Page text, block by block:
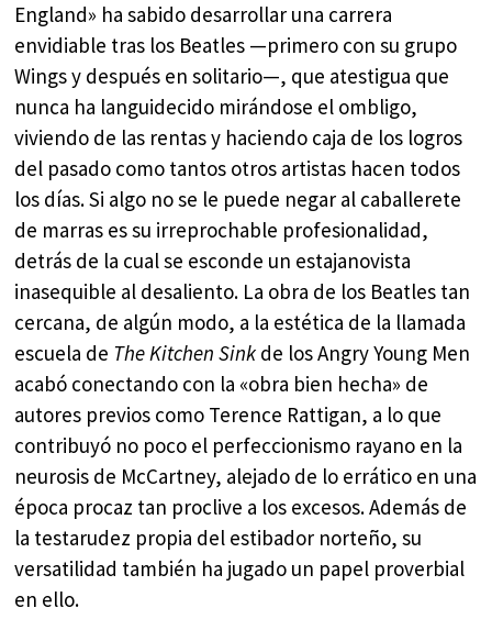
England» ha sabido desarrollar una carrera
envidiable tras los Beatles —primero con su grupo
Wings y después en solitario—, que atestigua que
nunca ha languidecido mirándose el ombligo,
viviendo de las rentas y haciendo caja de los logros
del pasado como tantos otros artistas hacen todos
los días. Si algo no se le puede negar al caballerete
de marras es su irreprochable profesionalidad,
detrás de la cual se esconde un estajanovista
inasequible al desaliento. La obra de los Beatles tan
cercana, de algún modo, a la estética de la llamada
escuela de The Kitchen Sink de los Angry Young Men
acabó conectando con la «obra bien hecha» de
autores previos como Terence Rattigan, a lo que
contribuyó no poco el perfeccionismo rayano en la
neurosis de McCartney, alejado de lo errático en una
época procaz tan proclive a los excesos. Además de
la testarudez propia del estibador norteño, su
versatilidad también ha jugado un papel proverbial
en ello.